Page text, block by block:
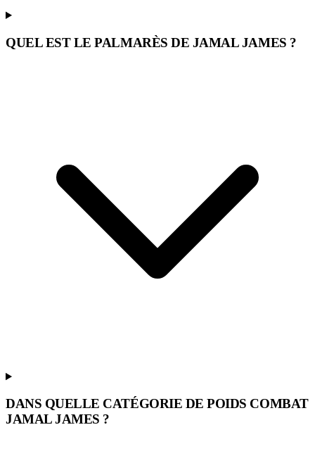
QUEL EST LE PALMARÈS DE JAMAL JAMES ?
DANS QUELLE CATÉGORIE DE POIDS COMBAT
JAMAL JAMES ?